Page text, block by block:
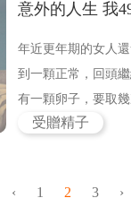
意外的人生 我
年近更年期的女人
到一顆正常，回頭
有一顆卵子，要取幾
受贈精子
‹ 1 2 3 ›